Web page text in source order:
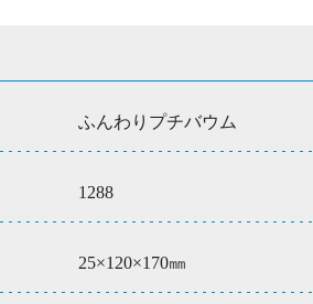
ふんわりプチバウム
1288
25×120×170㎜